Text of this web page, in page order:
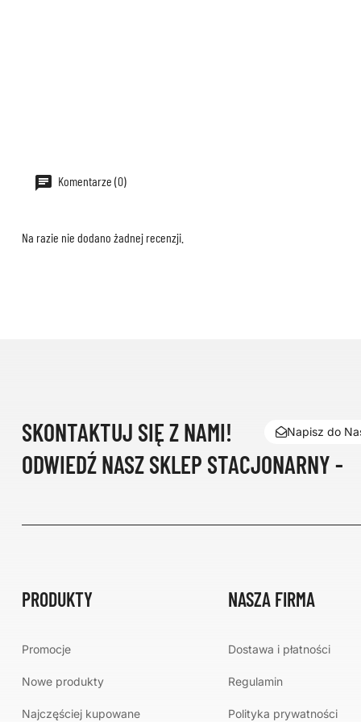
Komentarze (0)
Na razie nie dodano żadnej recenzji.
SKONTAKTUJ SIĘ Z NAMI! Napisz do
ODWIEDŹ NASZ SKLEP STACJONARNY -
PRODUKTY
Promocje
Nowe produkty
Najczęściej kupowane
NASZA FIRMA
Dostawa i płatności
Regulamin
Polityka prywatności